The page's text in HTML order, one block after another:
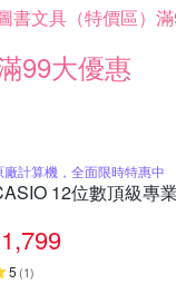
書文具（特價區）
99大優惠
廠計算機，全面限時特惠中
12位數頂級專
1,799
5 (1)